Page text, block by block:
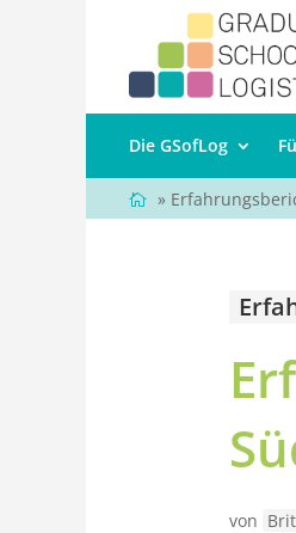
Die GSofLog
»
von